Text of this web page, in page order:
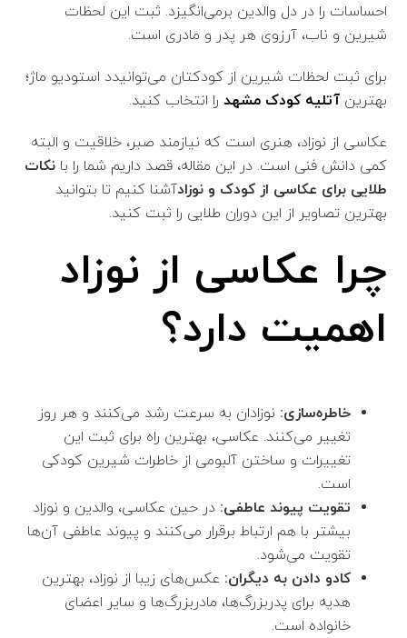
احساسات را در دل والدین برمی‌انگیزد. ثبت این لحظات
شیرین و ناب، آرزوی هر پدر و مادری است.
برای ثبت لحظات شیرین از کودکتان می‌توانیدد استودیو ماژ؛
بهترین آتلیه کودک مشهد را انتخاب کنید.
عکاسی از نوزاد، هنری است که نیازمند صبر، خلاقیت و البته
کمی دانش فنی است. در این مقاله، قصد داریم شما را بانکات
طلایی برای عکاسی از کودک و نوزادآشنا کنیم تا بتوانید
بهترین تصاویر از این دوران طلایی را ثبت کنید.
چرا عکاسی از نوزاد
اهمیت دارد؟
خاطره‌سازی: نوزادان به سرعت رشد می‌کنند و هر روز
تغییر می‌کنند. عکاسی، بهترین راه برای ثبت این
تغییرات و ساختن آلبومی از خاطرات شیرین کودکی
است.
تقویت پیوند عاطفی: در حین عکاسی، والدین و نوزاد
بیشتر با هم ارتباط برقرار می‌کنند و پیوند عاطفی آن‌ها
تقویت می‌شود.
کادو دادن به دیگران: عکس‌های زیبا از نوزاد، بهترین
هدیه برای پدربزرگ‌ها، مادربزرگ‌ها و سایر اعضای
خانواده است.